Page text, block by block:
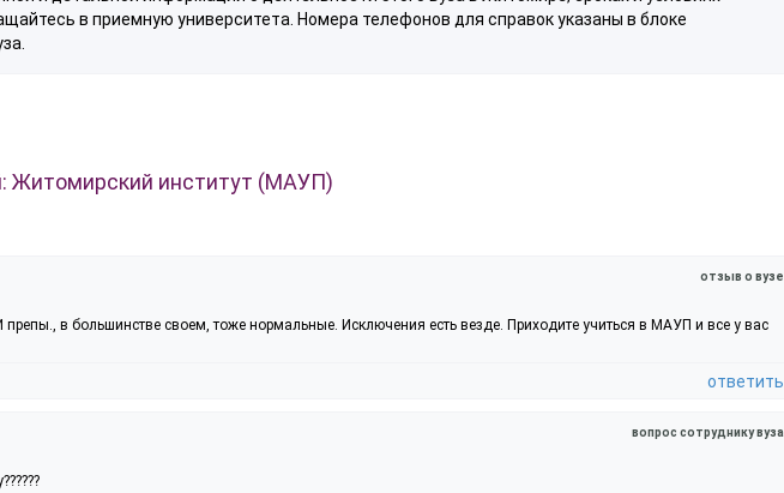
в приемную университета. Номера телефонов для справок указаны в блоке
Житомирский институт (МАУП)
отзыв о вузе
в большинстве своем, тоже нормальные. Исключения есть везде. Приходите учиться в МАУП и все у вас
ответить
вопрос сотруднику вуза